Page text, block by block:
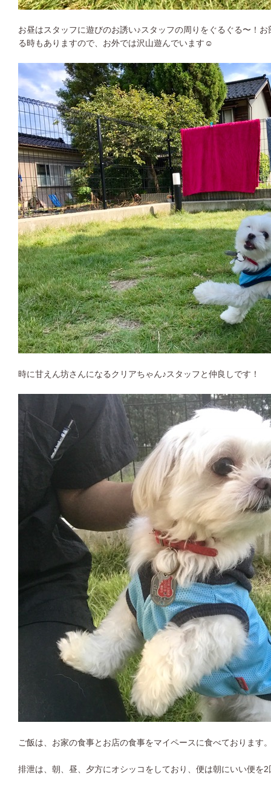
お昼はスタッフに遊びのお誘い♪スタッフの周りをぐるぐる〜！
る時もありますので、お外では沢山遊んでいます☺︎
時に甘えん坊さんになるクリアちゃん♪スタッフと仲良しです！
ご飯は、お家の食事とお店の食事をマイペースに食べております
排泄は、朝、昼、夕方にオシッコをしており、便は朝にいい便を